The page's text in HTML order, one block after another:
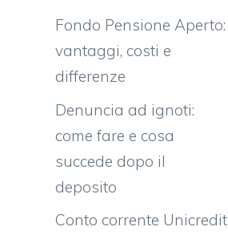
Fondo Pensione Aperto:
vantaggi, costi e
differenze
Denuncia ad ignoti:
come fare e cosa
succede dopo il
deposito
Conto corrente Unicredit